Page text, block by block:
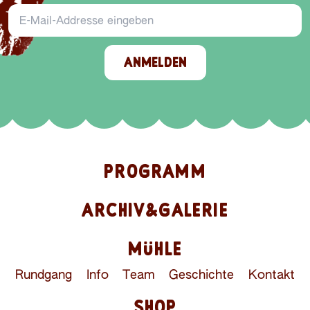
E-Mail-Addresse
ANMELDEN
PROGRAMM
ARCHIV&GALERIE
MÜHLE
Rundgang Info Team Geschichte Kontakt